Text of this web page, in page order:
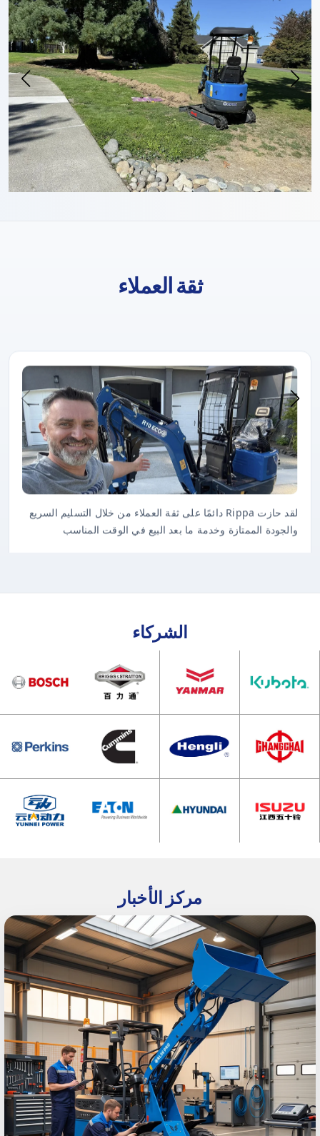
ثقة العملاء
لقد حازت Rippa دائمًا على ثقة العملاء من خلال التسليم السريع
والجودة الممتازة وخدمة ما بعد البيع في الوقت المناسب
الشركاء
مركز الأخبار